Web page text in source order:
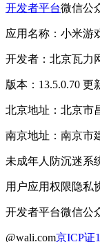
开发者平台微信公
应用名称：小米游
开发者：北京瓦力
版本：13.5.0.70 更
北京地址：北京市
南京地址：南京市
未成年人防沉迷系
用户应用权限隐私
开发者平台微信公
@wali.com京ICP证